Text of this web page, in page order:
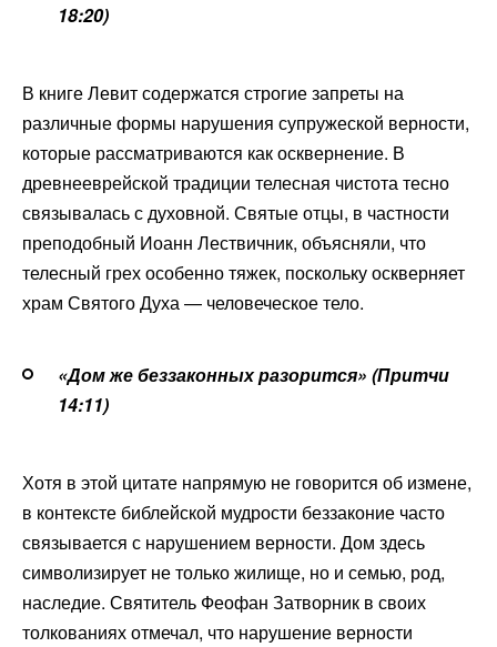
18:20)
В книге Левит содержатся строгие запреты на
различные формы нарушения супружеской верности,
которые рассматриваются как осквернение. В
древнееврейской традиции телесная чистота тесно
связывалась с духовной. Святые отцы, в частности
преподобный Иоанн Лествичник, объясняли, что
телесный грех особенно тяжек, поскольку оскверняет
храм Святого Духа — человеческое тело.
«Дом же беззаконных разорится» (Притчи
14:11)
Хотя в этой цитате напрямую не говорится об измене,
в контексте библейской мудрости беззаконие часто
связывается с нарушением верности. Дом здесь
символизирует не только жилище, но и семью, род,
наследие. Святитель Феофан Затворник в своих
толкованиях отмечал, что нарушение верности